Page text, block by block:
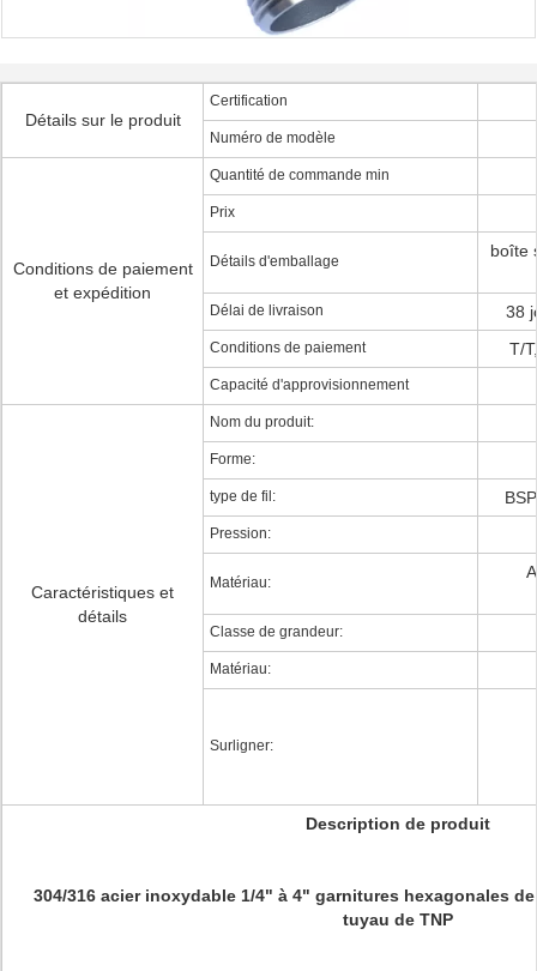
Détails sur le produit
Certification
Numéro de modèle
Conditions de paiement
et expédition
Quantité de commande min
Prix
Détails d'emballage
boîte
Délai de livraison 38
Conditions de paiement T/
Capacité d'approvisionnement
Caractéristiques et
détails
Nom du produit:
Forme:
type de fil:
Pression:
Matériau:
Classe de grandeur:
Matériau:
Surligner:
Description de produit
304/316 acier inoxydable 1/4" à 4" garnitures hexagonales
tuyau de TNP